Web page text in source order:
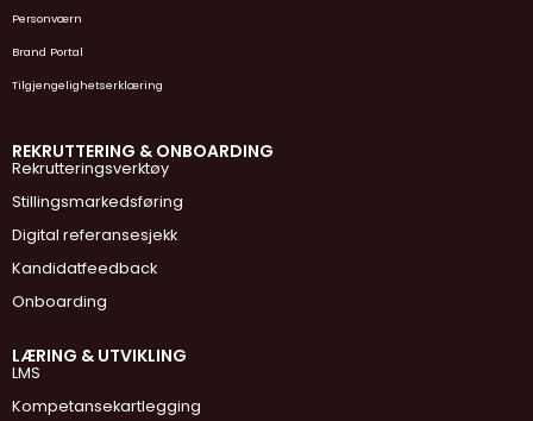
Personværn
Brand Portal
Tilgjengelighetserklæring
REKRUTTERING & ONBOARDING
Rekrutteringsverktøy
Stillingsmarkedsføring
Digital referansesjekk
Kandidatfeedback
Onboarding
LÆRING & UTVIKLING
LMS
Kompetansekartlegging